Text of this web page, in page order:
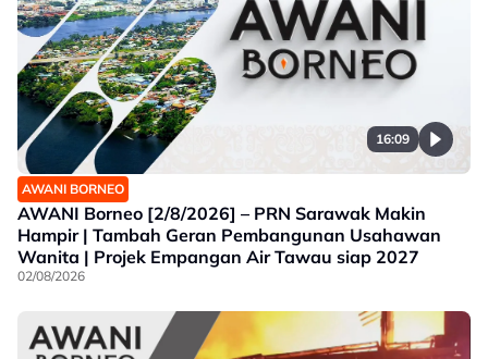
16:09
AWANI BORNEO
AWANI Borneo [2/8/2026] – PRN Sarawak Makin
Hampir | Tambah Geran Pembangunan Usahawan
Wanita | Projek Empangan Air Tawau siap 2027
02/08/2026